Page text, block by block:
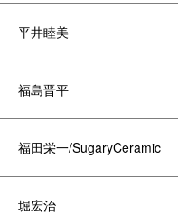
平井睦美
福島晋平
福田栄一/SugaryCeramic
堀宏治